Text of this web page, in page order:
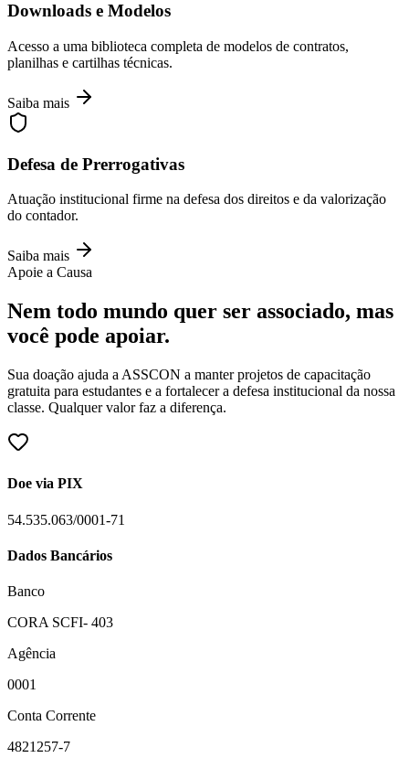
Downloads e Modelos
Acesso a uma biblioteca completa de modelos de contratos,
planilhas e cartilhas técnicas.
Saiba mais
Defesa de Prerrogativas
Atuação institucional firme na defesa dos direitos e da valorização
do contador.
Saiba mais
Apoie a Causa
Nem todo mundo quer ser associado, mas
você pode apoiar.
Sua doação ajuda a ASSCON a manter projetos de capacitação
gratuita para estudantes e a fortalecer a defesa institucional da nossa
classe. Qualquer valor faz a diferença.
Doe via PIX
54.535.063/0001-71
Dados Bancários
Banco
CORA SCFI- 403
Agência
0001
Conta Corrente
4821257-7